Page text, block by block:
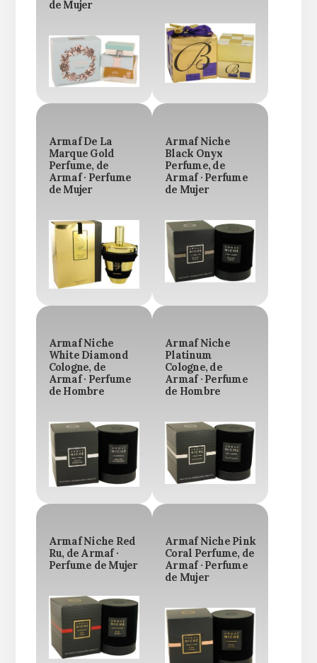
de Mujer
Armaf De La
Marque Gold
Perfume, de
Armaf · Perfume
de Mujer
Armaf Niche
Black Onyx
Perfume, de
Armaf · Perfume
de Mujer
Armaf Niche
White Diamond
Cologne, de
Armaf · Perfume
de Hombre
Armaf Niche
Platinum
Cologne, de
Armaf · Perfume
de Hombre
Armaf Niche Red
Ru, de Armaf ·
Perfume de Mujer
Armaf Niche Pink
Coral Perfume, de
Armaf · Perfume
de Mujer